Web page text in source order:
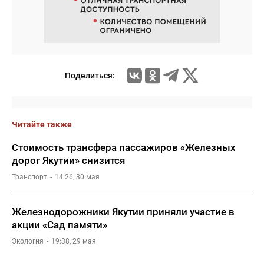
Поделиться:
Читайте также
Стоимость трансфера пассажиров «Железных
дорог Якутии» снизится
Транспорт 14:26, 30 мая
Железнодорожники Якутии приняли участие в
акции «Сад памяти»
Экология 19:38, 29 мая